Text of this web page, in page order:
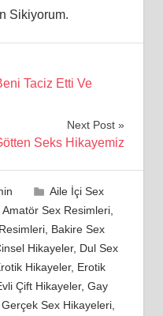
Sikiyorum.
Taciz Etti Ve
Next Post
Seks Hikayemiz
Aile İçi Sex
Amatör Sex Resimleri,
, Bakire Sex
Hikayeler, Dul Sex
Hikayeler, Erotik
Çift Hikayeler, Gay
Gerçek Sex Hikayeleri,